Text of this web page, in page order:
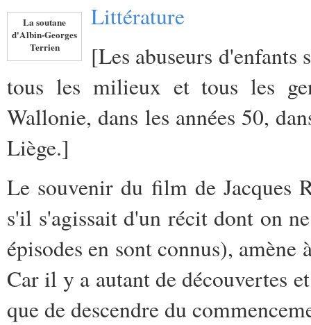
La soutane
d'Albin-Georges
Terrien
Littérature
[Les abuseurs d'enfants
tous les milieux et tous les
Wallonie, dans les années 50,
Liège.]
Le souvenir du film de Jacques
s'il s'agissait d'un récit dont on
épisodes en sont connus),
Car il y a autant de découvertes
que de descendre du